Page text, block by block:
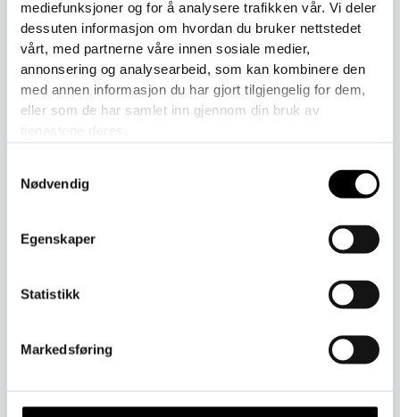
mediefunksjoner og for å analysere trafikken vår. Vi deler
dessuten informasjon om hvordan du bruker nettstedet
vårt, med partnerne våre innen sosiale medier,
annonsering og analysearbeid, som kan kombinere den
med annen informasjon du har gjort tilgjengelig for dem,
eller som de har samlet inn gjennom din bruk av
Nødvendig
Egenskaper
Statistikk
Markedsføring
449kr295kr inkl. mødre
Velg alternativ
449kr295kr inkl. mødre
Velg alternativ
Hodeplagg
329 kr inkl. mødre
Dette
flere
varianter.
kan
på